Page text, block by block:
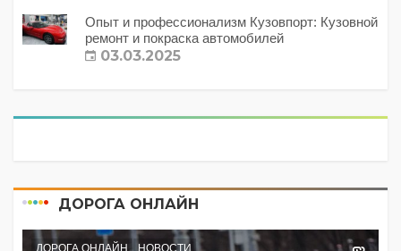
Опыт и профессионализм Кузовпорт: Кузовной
ремонт и покраска автомобилей
03.03.2025
ДОРОГА ОНЛАЙН